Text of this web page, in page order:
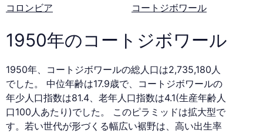
ド
1950
年
コロンビア
コートジボワール
1950年のコートジボワール
1950年、コートジボワールの総人口は2,735,180人
でした。 中位年齢は17.9歳で、コートジボワールの
年少人口指数は81.4、老年人口指数は4.1(生産年齢人
口100人あたり)でした。 このピラミッドは拡大型で
す。若い世代が形づくる幅広い裾野は、高い出生率